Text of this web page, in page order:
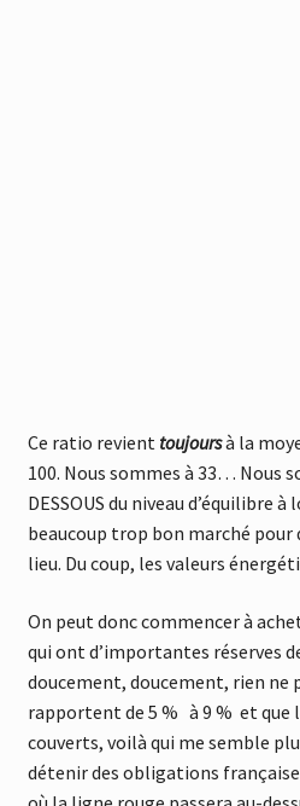
Ce ratio revient toujoursà la
100. Nous sommes à 33… Nous
DESSOUS du niveau d’équilibre
beaucoup trop bon marché pour
lieu. Du coup, les valeurs
On peut donc commencer à
qui ont d’importantes réserves
doucement, doucement, rien ne
rapportent de 5 % à 9 % et que
couverts, voilà qui me semble
détenir des obligations